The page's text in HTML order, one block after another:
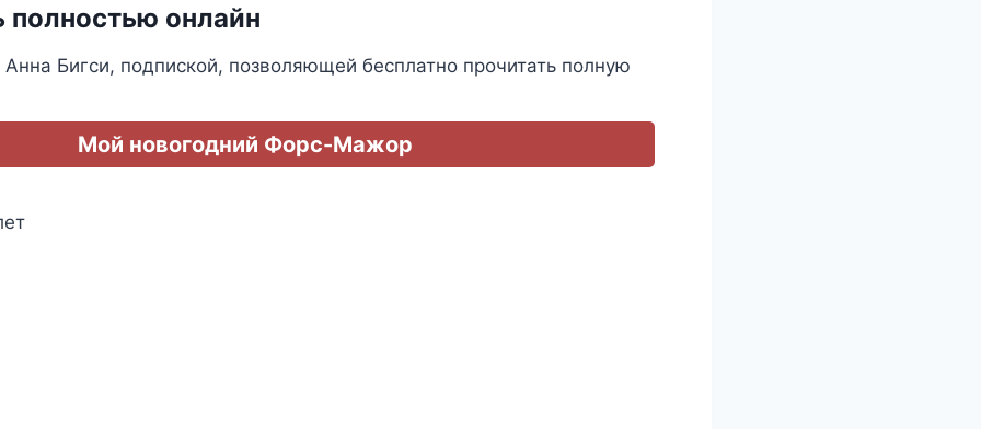
полностью онлайн
Бигси, подпиской, позволяющей бесплатно прочитать полную
Мой новогодний Форс-Мажор